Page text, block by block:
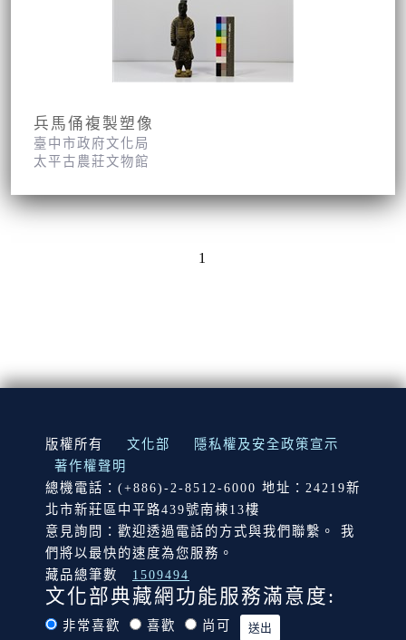
兵馬俑複製塑像
臺中市政府文化局
太平古農莊文物館
1
:::
版權所有 文化部
隱私權及安全政策宣示
著作權聲明
總機電話：(+886)-2-8512-6000 地址：24219新
北市新莊區中平路439號南棟13樓
意見詢問：歡迎透過電話的方式與我們聯繫。 我
們將以最快的速度為您服務。
藏品總筆數
1509494
文化部典藏網功能服務滿意度:
非常喜歡 喜歡 尚可